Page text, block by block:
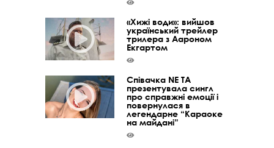
«Хижі води»: вийшов
український трейлер
трилера з Аароном
Екгартом
Співачка NE TA
презентувала сингл
про справжні емоції і
повернулася в
легендарне “Караоке
на майдані”